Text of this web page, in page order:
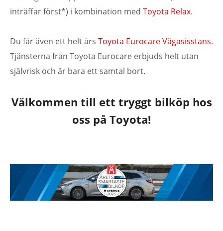
inträffar först*) i kombination med Toyota Relax.
Du får även ett helt års Toyota Eurocare Vägasisstans.
Tjänsterna från Toyota Eurocare erbjuds helt utan
självrisk och är bara ett samtal bort.
Välkommen till ett tryggt bilköp hos
oss på Toyota!